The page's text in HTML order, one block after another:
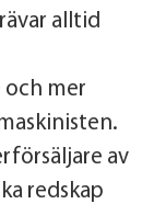
alltid
mer
av
redskap